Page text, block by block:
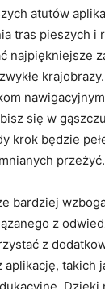
atutów
tras pieszych i
najpiękniejsze
się ⁤w
krok będzie
przeżyć.
bardziej
z
z
aplikację, takich